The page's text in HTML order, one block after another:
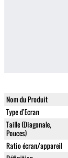
Nom du Produit
Type d'Ecran
Taille (Diagonale,
Pouces)
Ratio écran/appareil